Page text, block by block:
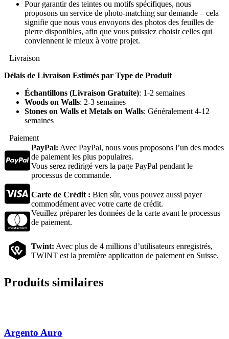
Pour garantir des teintes ou motifs spécifiques, nous
proposons un service de photo-matching sur demande – cela
signifie que nous vous envoyons des photos des feuilles de
pierre disponibles, afin que vous puissiez choisir celles qui
conviennent le mieux à votre projet.
Livraison
Délais de Livraison Estimés par Type de Produit
Échantillons (Livraison Gratuite): 1-2 semaines
Woods on Walls: 2-3 semaines
Stones on Walls et Metals on Walls: Généralement 4-12
semaines
Paiement
PayPal: Avec PayPal, nous vous proposons l’un des modes
de paiement les plus populaires.
Vous serez redirigé vers la page PayPal pendant le
processus de commande.
Carte de Crédit : Bien sûr, vous pouvez aussi payer
commodément avec votre carte de crédit.
Veuillez préparer les données de la carte avant le processus
de paiement.
Twint: Avec plus de 4 millions d’utilisateurs enregistrés,
TWINT est la première application de paiement en Suisse.
Produits similaires
Argento Auro